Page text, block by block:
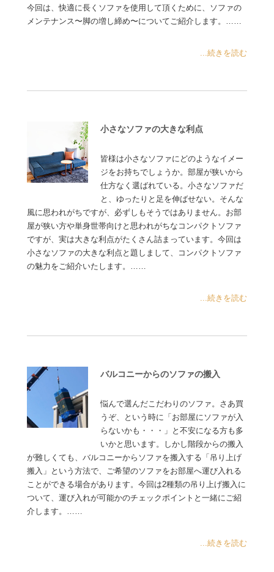
今回は、快適に長くソファを使用して頂くために、ソファの
メンテナンス〜脚の増し締め〜についてご紹介します。……
...続きを読む
小さなソファの大きな利点
皆様は小さなソファにどのようなイメー
ジをお持ちでしょうか。部屋が狭いから
仕方なく選ばれている。小さなソファだ
と、ゆったりと足を伸ばせない。そんな
風に思われがちですが、必ずしもそうではありません。お部
屋が狭い方や単身世帯向けと思われがちなコンパクトソファ
ですが、実は大きな利点がたくさん詰まっています。今回は
小さなソファの大きな利点と題しまして、コンパクトソファ
の魅力をご紹介いたします。……
...続きを読む
バルコニーからのソファの搬入
悩んで選んだこだわりのソファ。さあ買
うぞ、という時に「お部屋にソファが入
らないかも・・・」と不安になる方も多
いかと思います。しかし階段からの搬入
が難しくても、バルコニーからソファを搬入する「吊り上げ
搬入」という方法で、ご希望のソファをお部屋へ運び入れる
ことができる場合があります。今回は2種類の吊り上げ搬入に
ついて、運び入れが可能かのチェックポイントと一緒にご紹
介します。……
...続きを読む